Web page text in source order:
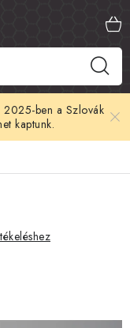
2025-ben a Szlovák
kaptunk.